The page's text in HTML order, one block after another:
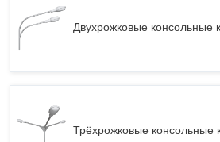
Двухрожковые консольные
Трёхрожковые консольные